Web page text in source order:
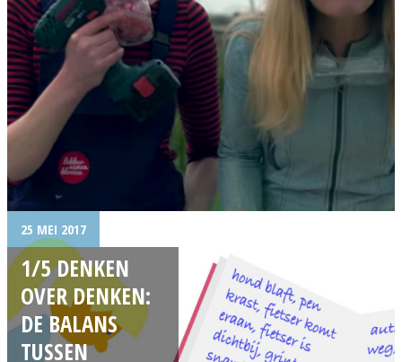
25 MEI 2017
1/5 DENKEN
OVER DENKEN:
DE BALANS
TUSSEN